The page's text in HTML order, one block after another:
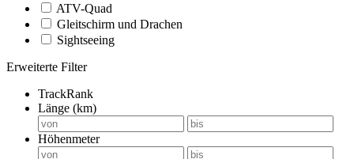
ATV-Quad
Gleitschirm und Drachen
Sightseeing
Erweiterte Filter
TrackRank
Länge (km)
Höhenmeter